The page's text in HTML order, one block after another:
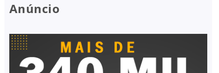
Anúncio